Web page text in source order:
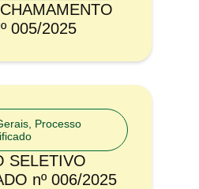
005/2025
Processo
SELETIVO
nº 006/2025